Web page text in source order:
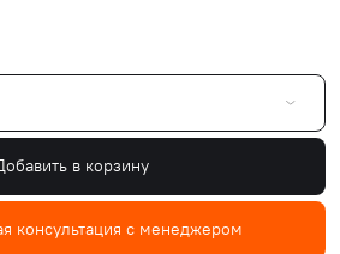
в корзину
консультация с менеджером